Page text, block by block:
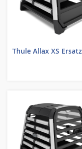
Thule Allax XS